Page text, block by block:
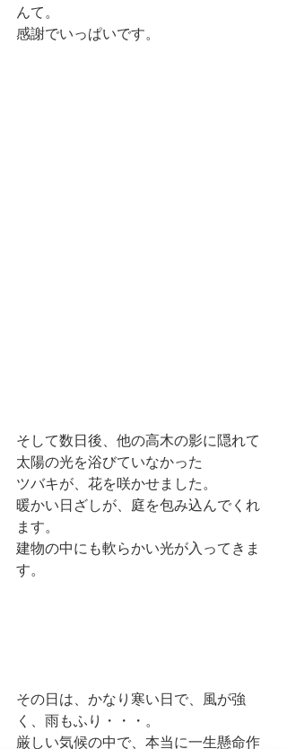
んて。
感謝でいっぱいです。
そして数日後、他の高木の影に隠れて
太陽の光を浴びていなかった
ツバキが、花を咲かせました。
暖かい日ざしが、庭を包み込んでくれ
ます。
建物の中にも軟らかい光が入ってきま
す。
その日は、かなり寒い日で、風が強
く、雨もふり・・・。
厳しい気候の中で、本当に一生懸命作